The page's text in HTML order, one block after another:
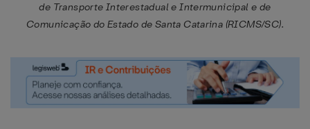
de Transporte Interestadual e Intermunicipal e de
Comunicação do Estado de Santa Catarina (RICMS/SC).